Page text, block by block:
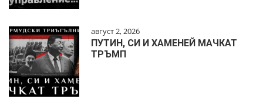
август 2, 2026
ПУТИН, СИ И ХАМЕНЕЙ МАЧКАТ
ТРЪМП